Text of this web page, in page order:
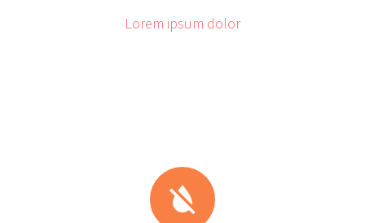
Lorem ipsum dolor

